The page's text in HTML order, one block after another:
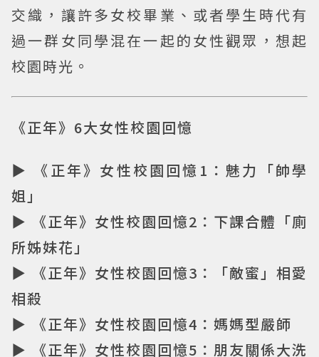
交織，讓許多女校畢業、或者學生時代有
過一群女同學混在一起的女性觀眾，想起
校園時光。
《正年》6大女性校園回憶
▶ 《正年》女性校園回憶1：魅力「帥學
姐」
▶ 《正年》女性校園回憶2：下課合體「廁
所姊妹花」
▶ 《正年》女性校園回憶3：「敵蜜」相愛
相殺
▶ 《正年》女性校園回憶4：媽媽型嚴師
▶ 《正年》女性校園回憶5：朋友關係大洗